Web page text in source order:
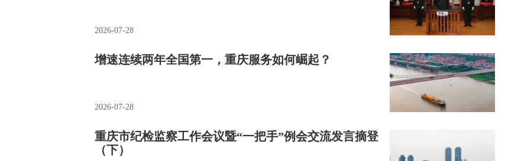
2026-07-28
增速连续两年全国第一，重庆服务如何崛起？
2026-07-28
重庆市纪检监察工作会议暨“一把手”例会交流发言摘登
（下）